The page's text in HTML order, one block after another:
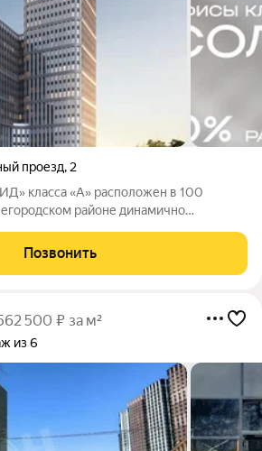
проезд, 2
класса «А» расположен в 100
районе динамично
Высота потолков в офисах
остекление обеспечивает
Позвонить
500 ₽ за м²
из 6